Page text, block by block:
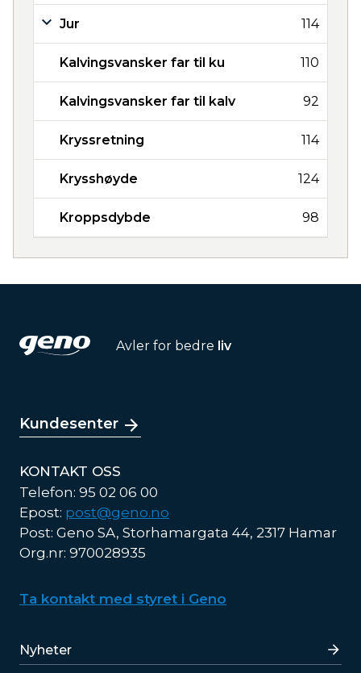
Jur 114
Kalvingsvansker far til ku 110
Kalvingsvansker far til kalv 92
Kryssretning 114
Krysshøyde 124
Kroppsdybde 98
Avler for bedre liv
Kundesenter
KONTAKT OSS
Telefon: 95 02 06 00
Epost: post@geno.no
Post: Geno SA, Storhamargata 44, 2317 Hamar
Org.nr: 970028935
Ta kontakt med styret i Geno
Lenker
Nyheter